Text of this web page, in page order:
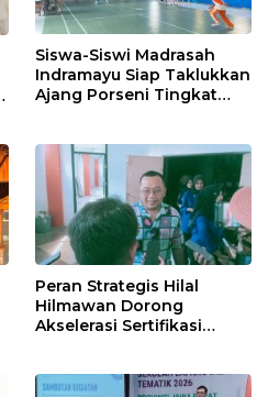
Siswa-Siswi Madrasah
Indramayu Siap Taklukkan
Ajang Porseni Tingkat
Peran Strategis Hilal
Hilmawan Dorong
Akselerasi Sertifikasi
Indramayu